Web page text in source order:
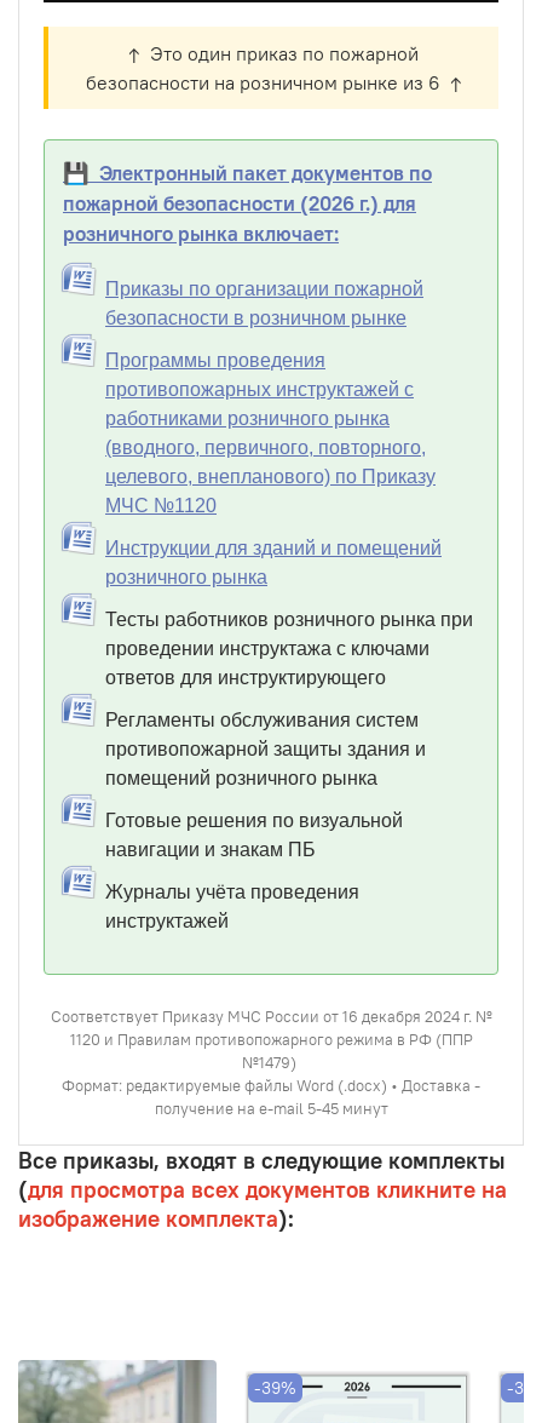
↑ Это один приказ по пожарной
безопасности на розничном рынке из 6 ↑
💾 Электронный пакет документов по
пожарной безопасности (2026 г.) для
розничного рынка включает:
Приказы по организации пожарной
безопасности в розничном рынке
Программы проведения
противопожарных инструктажей с
работниками розничного рынка
(вводного, первичного, повторного,
целевого, внепланового) по Приказу
МЧС №1120
Инструкции для зданий и помещений
розничного рынка
Тесты работников розничного рынка при
проведении инструктажа с ключами
ответов для инструктирующего
Регламенты обслуживания систем
противопожарной защиты здания и
помещений розничного рынка
Готовые решения по визуальной
навигации и знакам ПБ
Журналы учёта проведения
инструктажей
Соответствует Приказу МЧС России от 16 декабря 2024 г. №
1120 и Правилам противопожарного режима в РФ (ППР
№1479)
Формат: редактируемые файлы Word (.docx) • Доставка -
получение на e-mail 5-45 минут
Все приказы, входят в следующие комплекты
(для просмотра всех документов кликните на
изображение комплекта):
-39% -